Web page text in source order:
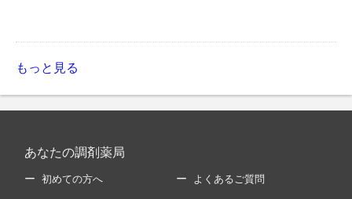
もっと見る
あなたの調剤薬局
初めての方へ よくあるご質問